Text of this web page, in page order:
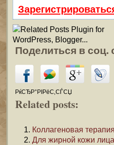
Поделиться в соц.
РќСЂР°РІРёС‚СЃСЏ
Related posts:
Коллагеновая
Для жирной кожи